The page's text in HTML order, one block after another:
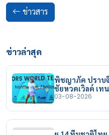
ข่าวสาร
ข่าวล่าสุด
พิชญาภัค ปราบ
ชัยหวดเวิลด์ เท
03-08-2026